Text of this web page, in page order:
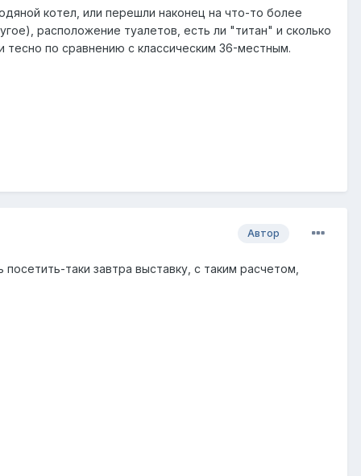
котел, или перешли наконец на что-то более
расположение туалетов, есть ли "титан" и сколько
по сравнению с классическим 36-местным.
Автор
таки завтра выставку, с таким расчетом,